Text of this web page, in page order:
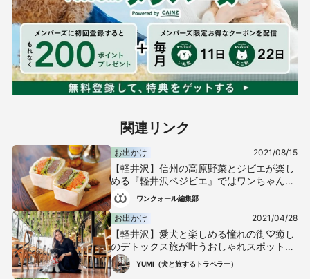
関連リンク
お出かけ 2021/08/15
【軽井沢】信州の高原野菜とジビエが楽し
める『軽井沢ベジビエ』ではワンちゃん用
メニューも用意！
ワンクォール編集部
お出かけ 2021/04/28
【軽井沢】愛犬と楽しめる憧れの街♡癒し
のデトックス旅が叶うおしゃれスポット3
選
YUMI（犬と旅するトラベラー）